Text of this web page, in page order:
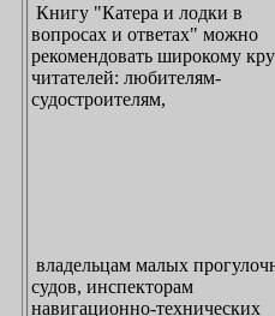
Книгу "Катера и лодки в
вопросах и ответах" можно
рекомендовать широкому
читателей: любителям-
судостроителям,
владельцам малых прогулочных
судов, инспекторам
навигационно-технических